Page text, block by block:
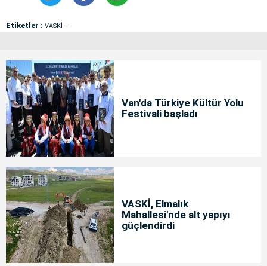
Etiketler : VASKİ
Van'da Türkiye Kültür Yolu
Festivali başladı
VASKİ, Elmalık
Mahallesi'nde alt yapıyı
güçlendirdi